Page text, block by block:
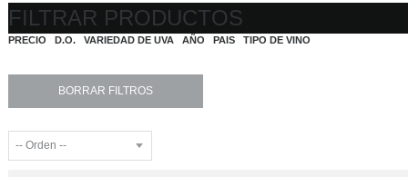
FILTRAR PRODUCTOS
PRECIO D.O. VARIEDAD DE UVA AÑO PAIS TIPO DE VINO